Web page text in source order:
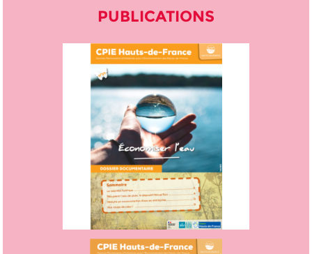
PUBLICATIONS